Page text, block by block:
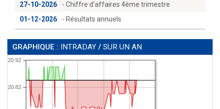
27-10-2026
- Chiffre d'affaires 4ème trimestre
01-12-2026
- Résultats annuels
GRAPHIQUE : INTRADAY / SUR UN AN
20.82
20.92